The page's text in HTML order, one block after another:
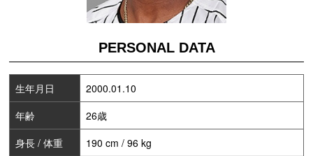
PERSONAL DATA
生年月日
2000.01.10
年齢
26歳
身長 / 体重
190 cm / 96 kg